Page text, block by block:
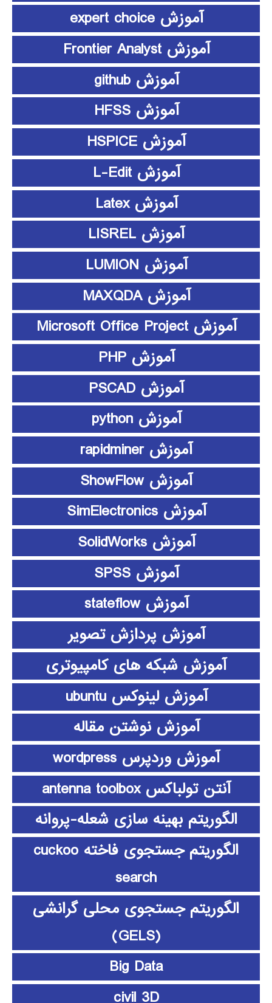
آموزش expert choice
آموزش Frontier Analyst
آموزش github
آموزش HFSS
آموزش HSPICE
آموزش L-Edit
آموزش Latex
آموزش LISREL
آموزش LUMION
آموزش MAXQDA
آموزش Microsoft Office Project
آموزش PHP
آموزش PSCAD
آموزش python
آموزش rapidminer
آموزش ShowFlow
آموزش SimElectronics
آموزش SolidWorks
آموزش SPSS
آموزش stateflow
آموزش پردازش تصویر
آموزش شبکه های کامپیوتری
آموزش لینوکس ubuntu
آموزش نوشتن مقاله
آموزش وردپرس wordpress
آنتن تولباکس antenna toolbox
الگوریتم بهینه سازی شعله-پروانه
الگوریتم جستجوی فاخته cuckoo
search
الگوریتم جستجوی محلی گرانشی
(GELS)
Big Data
civil 3D